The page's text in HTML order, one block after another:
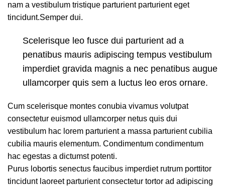
nam a vestibulum tristique parturient parturient eget
tincidunt.Semper dui.
Scelerisque leo fusce dui parturient ad a
penatibus mauris adipiscing tempus vestibulum
imperdiet gravida magnis a nec penatibus augue
ullamcorper quis sem a luctus leo eros ornare.
Cum scelerisque montes conubia vivamus volutpat
consectetur euismod ullamcorper netus quis dui
vestibulum hac lorem parturient a massa parturient cubilia
cubilia mauris elementum. Condimentum condimentum
hac egestas a dictumst potenti.
Purus lobortis senectus faucibus imperdiet rutrum porttitor
tincidunt laoreet parturient consectetur tortor ad adipiscing